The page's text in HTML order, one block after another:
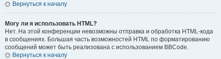
Вернуться к началу
Могу ли я использовать HTML?
Нет. На этой конференции невозможны отправка и обработка HTML-кода
в сообщениях. Большая часть возможностей HTML по форматированию
сообщений может быть реализована с использованием BBCode.
Вернуться к началу